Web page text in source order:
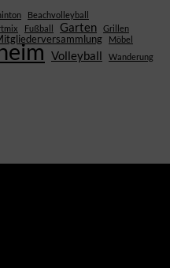
Beachvolleyball
Fußball Garten
Grillen
Möbel
Volleyball
Wanderung